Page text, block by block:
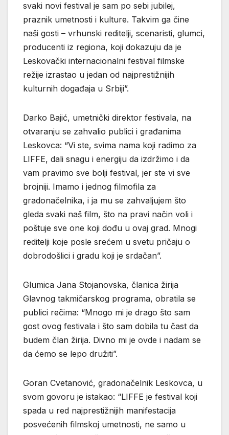
svaki novi festival je sam po sebi jubilej,
praznik umetnosti i kulture. Takvim ga čine
naši gosti – vrhunski reditelji, scenaristi, glumci,
producenti iz regiona, koji dokazuju da je
Leskovački internacionalni festival filmske
režije izrastao u jedan od najprestižnijih
kulturnih događaja u Srbiji”.
Darko Bajić, umetnički direktor festivala, na
otvaranju se zahvalio publici i građanima
Leskovca: “Vi ste, svima nama koji radimo za
LIFFE, dali snagu i energiju da izdržimo i da
vam pravimo sve bolji festival, jer ste vi sve
brojniji. Imamo i jednog filmofila za
gradonačelnika, i ja mu se zahvaljujem što
gleda svaki naš film, što na pravi način voli i
poštuje sve one koji dođu u ovaj grad. Mnogi
reditelji koje posle srećem u svetu pričaju o
dobrodošlici i gradu koji je srdačan”.
Glumica Jana Stojanovska, članica žirija
Glavnog takmičarskog programa, obratila se
publici rečima: “Mnogo mi je drago što sam
gost ovog festivala i što sam dobila tu čast da
budem član žirija. Divno mi je ovde i nadam se
da ćemo se lepo družiti”.
Goran Cvetanović, gradonačelnik Leskovca, u
svom govoru je istakao: “LIFFE je festival koji
spada u red najprestižnijih manifestacija
posvećenih filmskoj umetnosti, ne samo u